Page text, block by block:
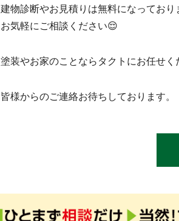
建物診断やお見積りは無料になっており
お気軽にご相談ください😌
塗装やお家のことならタクトにお任せく
皆様からのご連絡お待ちしております。